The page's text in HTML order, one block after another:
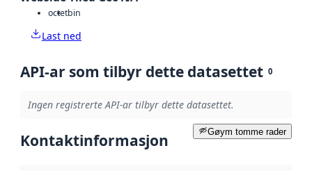
octetbin
Last ned
API-ar som tilbyr dette datasettet 0
Ingen registrerte API-ar tilbyr dette datasettet.
Gøym tomme rader
Kontaktinformasjon